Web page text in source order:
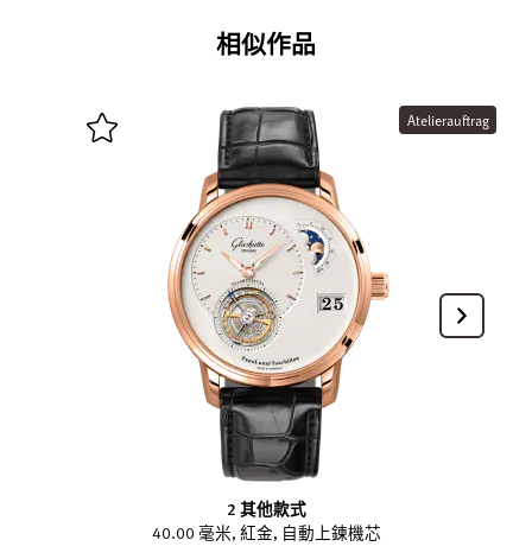
相似作品
2 其他款式
40.00 毫米, 紅金, 自動上鍊機芯
Atelierauftrag